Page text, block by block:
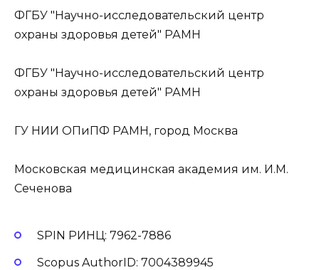
ФГБУ "Научно-исследовательский центр
охраны здоровья детей" РАМН
ФГБУ "Научно-исследовательский центр
охраны здоровья детей" РАМН
ГУ НИИ ОПиПФ РАМН, город Москва
Московская медицинская академия им. И.М.
Сеченова
SPIN РИНЦ: 7962-7886
Scopus AuthorID: 7004389945